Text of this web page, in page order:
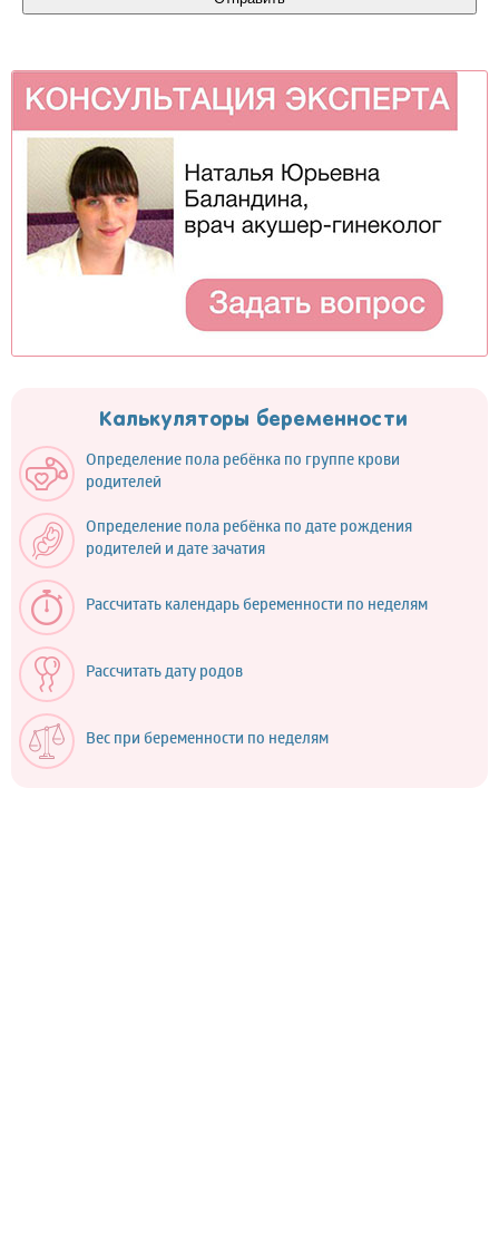
Калькуляторы беременности
Определение пола ребёнка по группе крови
родителей
Определение пола ребёнка по дате рождения
родителей и дате зачатия
Рассчитать календарь беременности по неделям
Рассчитать дату родов
Вес при беременности по неделям